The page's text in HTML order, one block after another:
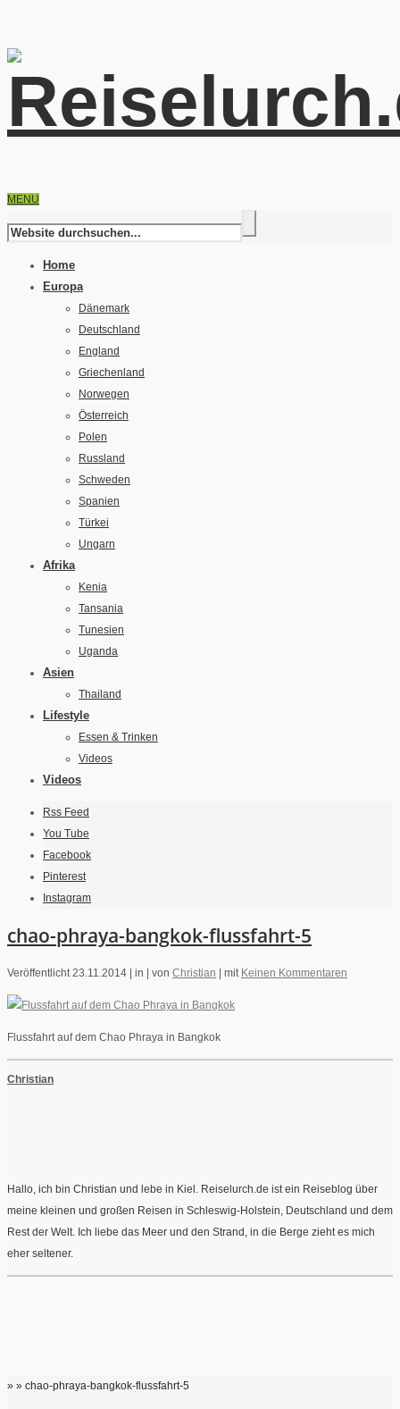
MENU
Home
Europa
Dänemark
Deutschland
England
Griechenland
Norwegen
Österreich
Polen
Russland
Schweden
Spanien
Türkei
Ungarn
Afrika
Kenia
Tansania
Tunesien
Uganda
Asien
Thailand
Lifestyle
Essen & Trinken
Videos
Videos
Rss Feed
You Tube
Facebook
Pinterest
Instagram
chao-phraya-bangkok-flussfahrt-5
Veröffentlicht 23.11.2014 | in | von Christian mit Keinen Kommentaren
Flussfahrt auf dem Chao Phraya in Bangkok
Christian
Hallo, ich bin Christian und lebe in Kiel. Reiselurch.de ist ein Reiseblog über
meine kleinen und großen Reisen in Schleswig-Holstein, Deutschland und dem
Rest der Welt. Ich liebe das Meer und den Strand, in die Berge zieht es mich
eher seltener.
» » chao-phraya-bangkok-flussfahrt-5